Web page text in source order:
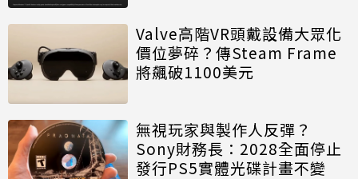
Valve高階VR頭戴設備大眾化
價位夢碎？傳Steam Frame
將飆破1100美元
無視玩家與製作人反彈？
Sony財務長：2028全面停止
發行PS5實體光碟計畫不變